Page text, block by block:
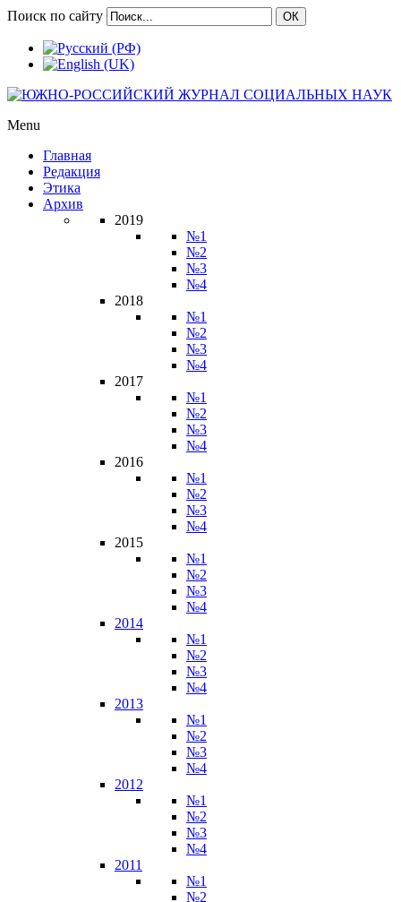
Поиск по сайту ОК
Menu
Главная
Редакция
Этика
Архив
2019
№1
№2
№3
№4
2018
№1
№2
№3
№4
2017
№1
№2
№3
№4
2016
№1
№2
№3
№4
2015
№1
№2
№3
№4
2014
№1
№2
№3
№4
2013
№1
№2
№3
№4
2012
№1
№2
№3
№4
2011
№1
№2